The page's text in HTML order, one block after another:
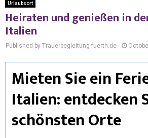
Urlaubsort
Heiraten und genießen in
Italien
Published by Trauerbegleitung-fuerth.de
Mieten Sie ein
Italien: entdecken
schönsten Orte